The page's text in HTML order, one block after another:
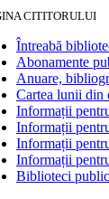
CITITORULUI
Întreabă
Abonamente
Anuare,
Cartea lunii din
Informații
Informații
Informații
Informații
Biblioteci